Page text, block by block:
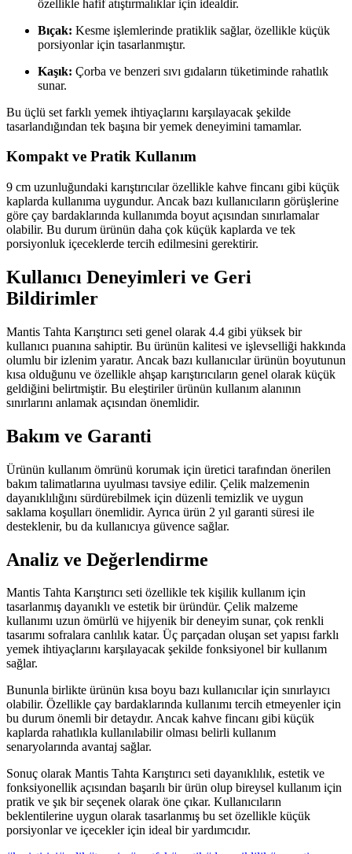
özellikle hafif atıştırmalıklar için idealdir.
Bıçak: Kesme işlemlerinde pratiklik sağlar, özellikle küçük
porsiyonlar için tasarlanmıştır.
Kaşık: Çorba ve benzeri sıvı gıdaların tüketiminde rahatlık
sunar.
Bu üçlü set farklı yemek ihtiyaçlarını karşılayacak şekilde
tasarlandığından tek başına bir yemek deneyimini tamamlar.
Kompakt ve Pratik Kullanım
9 cm uzunluğundaki karıştırıcılar özellikle kahve fincanı gibi küçük
kaplarda kullanıma uygundur. Ancak bazı kullanıcıların görüşlerine
göre çay bardaklarında kullanımda boyut açısından sınırlamalar
olabilir. Bu durum ürünün daha çok küçük kaplarda ve tek
porsiyonluk içeceklerde tercih edilmesini gerektirir.
Kullanıcı Deneyimleri ve Geri
Bildirimler
Mantis Tahta Karıştırıcı seti genel olarak 4.4 gibi yüksek bir
kullanıcı puanına sahiptir. Bu ürünün kalitesi ve işlevselliği hakkında
olumlu bir izlenim yaratır. Ancak bazı kullanıcılar ürünün boyutunun
kısa olduğunu ve özellikle ahşap karıştırıcıların genel olarak küçük
geldiğini belirtmiştir. Bu eleştiriler ürünün kullanım alanının
sınırlarını anlamak açısından önemlidir.
Bakım ve Garanti
Ürünün kullanım ömrünü korumak için üretici tarafından önerilen
bakım talimatlarına uyulması tavsiye edilir. Çelik malzemenin
dayanıklılığını sürdürebilmek için düzenli temizlik ve uygun
saklama koşulları önemlidir. Ayrıca ürün 2 yıl garanti süresi ile
desteklenir, bu da kullanıcıya güvence sağlar.
Analiz ve Değerlendirme
Mantis Tahta Karıştırıcı seti özellikle tek kişilik kullanım için
tasarlanmış dayanıklı ve estetik bir üründür. Çelik malzeme
kullanımı uzun ömürlü ve hijyenik bir deneyim sunar, çok renkli
tasarımı sofralara canlılık katar. Üç parçadan oluşan set yapısı farklı
yemek ihtiyaçlarını karşılayacak şekilde fonksiyonel bir kullanım
sağlar.
Bununla birlikte ürünün kısa boyu bazı kullanıcılar için sınırlayıcı
olabilir. Özellikle çay bardaklarında kullanımı tercih etmeyenler için
bu durum önemli bir detaydır. Ancak kahve fincanı gibi küçük
kaplarda rahatlıkla kullanılabilir olması belirli kullanım
senaryolarında avantaj sağlar.
Sonuç olarak Mantis Tahta Karıştırıcı seti dayanıklılık, estetik ve
fonksiyonellik açısından başarılı bir ürün olup bireysel kullanım için
pratik ve şık bir seçenek olarak öne çıkar. Kullanıcıların
beklentilerine uygun olarak tasarlanmış bu set özellikle küçük
porsiyonlar ve içecekler için ideal bir yardımcıdır.